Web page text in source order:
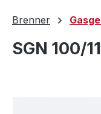
Brenner
SGN 100/